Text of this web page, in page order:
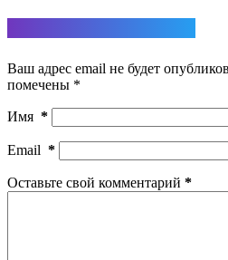
Ваш адрес email не будет
помечены *
Имя *
Email *
Оставьте свой комментарий *